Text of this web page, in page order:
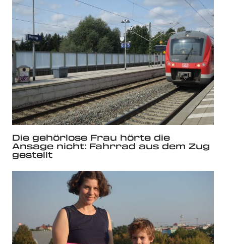
Die gehörlose Frau hörte die
Ansage nicht: Fahrrad aus dem Zug
gestellt